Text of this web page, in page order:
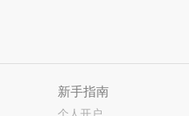
新手指南